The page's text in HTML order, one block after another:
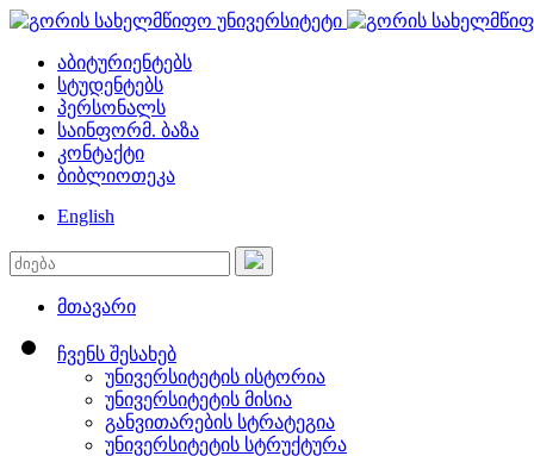
აბიტურიენტებს
სტუდენტებს
პერსონალს
საინფორმ. ბაზა
კონტაქტი
ბიბლიოთეკა
English
მთავარი
ჩვენს შესახებ
უნივერსიტეტის ისტორია
უნივერსიტეტის მისია
განვითარების სტრატეგია
უნივერსიტეტის სტრუქტურა